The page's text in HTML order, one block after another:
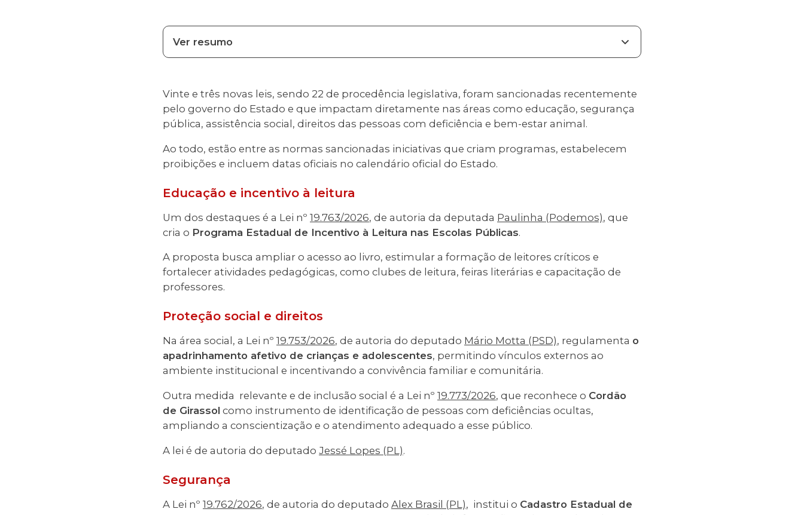
Ver resumo
Vinte e três novas leis, sendo 22 de procedência legislativa, foram sancionadas recentemente
pelo governo do Estado e que impactam diretamente nas áreas como educação, segurança
pública, assistência social, direitos das pessoas com deficiência e bem-estar animal.
Ao todo, estão entre as normas sancionadas iniciativas que criam programas, estabelecem
proibições e incluem datas oficiais no calendário oficial do Estado.
Educação e incentivo à leitura
Um dos destaques é a Lei nº 19.763/2026, de autoria da deputada Paulinha (Podemos), que
cria o Programa Estadual de Incentivo à Leitura nas Escolas Públicas.
A proposta busca ampliar o acesso ao livro, estimular a formação de leitores críticos e
fortalecer atividades pedagógicas, como clubes de leitura, feiras literárias e capacitação de
professores.
Proteção social e direitos
Na área social, a Lei nº 19.753/2026, de autoria do deputado Mário Motta (PSD), regulamenta o
apadrinhamento afetivo de crianças e adolescentes, permitindo vínculos externos ao
ambiente institucional e incentivando a convivência familiar e comunitária.
Outra medida relevante e de inclusão social é a Lei nº 19.773/2026, que reconhece o Cordão
de Girassol como instrumento de identificação de pessoas com deficiências ocultas,
ampliando a conscientização e o atendimento adequado a esse público.
A lei é de autoria do deputado Jessé Lopes (PL).
Segurança
A Lei nº 19.762/2026, de autoria do deputado Alex Brasil (PL), institui o Cadastro Estadual de